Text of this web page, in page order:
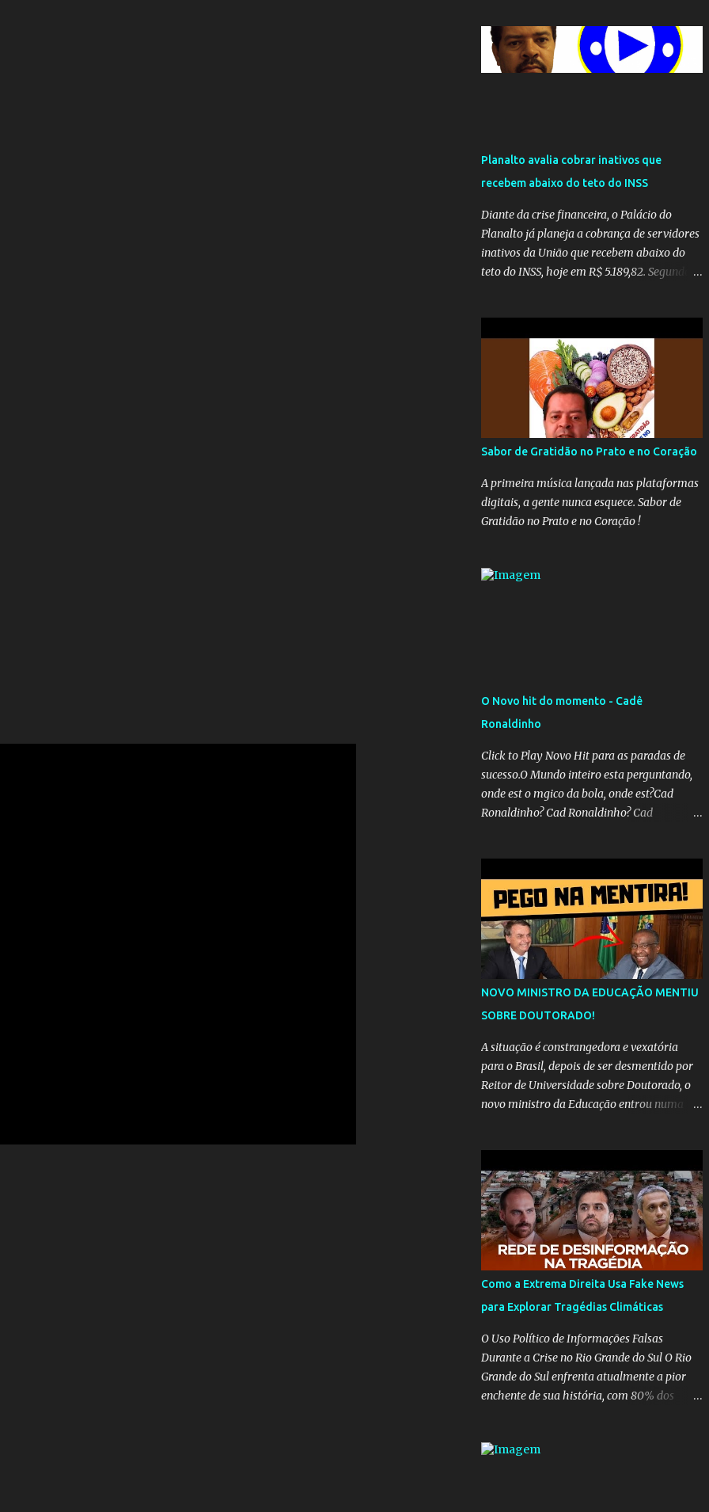
seu monopólio.
Planalto avalia cobrar inativos que
recebem abaixo do teto do INSS
Diante da crise financeira, o Palácio do
Planalto já planeja a cobrança de servidores
inativos da União que recebem abaixo do
teto do INSS, hoje em R$ 5.189,82. Segundo
Atualmente, os inativos da União recolhem
11% sobre o que vai além do teto do INSS. A
ideia é aumentar o percentual de
recolhimento para 14%. De acordo com a
publicação, a reforma da Previdência Social
também está sendo analisada pelos
governadores, que querem subir a taxa de
recolhimento. Nesse caso, seriam atingidos
os inativos da União e dos estados.
Atualmente, o teto do INSS é de R$ 5.189,82
Sabor de Gratidão no Prato e no Coração
A primeira música lançada nas plataformas
digitais, a gente nunca esquece. Sabor de
Gratidão no Prato e no Coração !
O Novo hit do momento - Cadê
Ronaldinho
Click to Play Novo Hit para as paradas de
sucesso.O Mundo inteiro esta perguntando,
onde est o mgico da bola, onde est?Cad
Ronaldinho? Cad Ronaldinho? Cad
NOVO MINISTRO DA EDUCAÇÃO MENTIU
SOBRE DOUTORADO!
A situação é constrangedora e vexatória
para o Brasil, depois de ser desmentido por
Reitor de Universidade sobre Doutorado, o
novo ministro da Educação entrou numa
muito preocupante. Como confiar em
alguém que mente sobre o próprio
currículo? O ministério da Educação é um
dos mais importantes do governo, em um
ano e meio vai ter o seu terceiro ministro no
comando, depois da insensatez de Vélez e as
que a ala influenciada por Olavo de
Carvalho tinha perdido força na gestão...
Mas as mentiras de Carlos Alberto Decotelli
podem trazer mais problemas do que
soluções a Educação brasileira, afinal de
esta querendo auferir vantagens pessoais
Como a Extrema Direita Usa Fake News
para Explorar Tragédias Climáticas
O Uso Político de Informações Falsas
Durante a Crise no Rio Grande do Sul O Rio
Grande do Sul enfrenta atualmente a pior
enchente de sua história, com 80% dos
muitos se mobilizam para realizar resgates